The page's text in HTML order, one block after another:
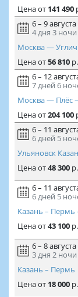
Ценаот 141 490
6 – 9
4 дня 3 ночи
Москва —
Ценаот56 810р.
6 – 12
7 дней 6
Москва — Плёс
Ценаот204 100
6 – 11
6 дней 5
Ульяновск
Ценаот48 300р.
6 – 11
6 дней 5
Казань – Пермь
Ценаот43 100р.
6 – 8
3 дня 2 ночи
Казань – Пермь
Ценаот 18 000р.